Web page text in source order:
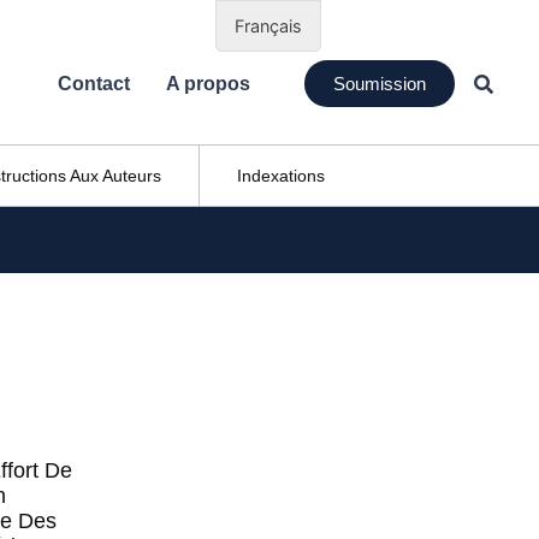
Contact A propos Soumission
Aux Auteurs Indexations
De
Des
Français